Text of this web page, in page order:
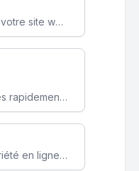
Boostez la visibilité de votre site web sur Google et attirez du trafic qualifié grâce à nos stratégies SEO.
Attirez des clients ciblés rapidement avec des campagnes publicitaires payantes optimisées pour vos objectifs.
Augmentez votre notoriété en ligne et stimulez la croissance de votre entreprise grâce à une stratégie sociale sur mesure.